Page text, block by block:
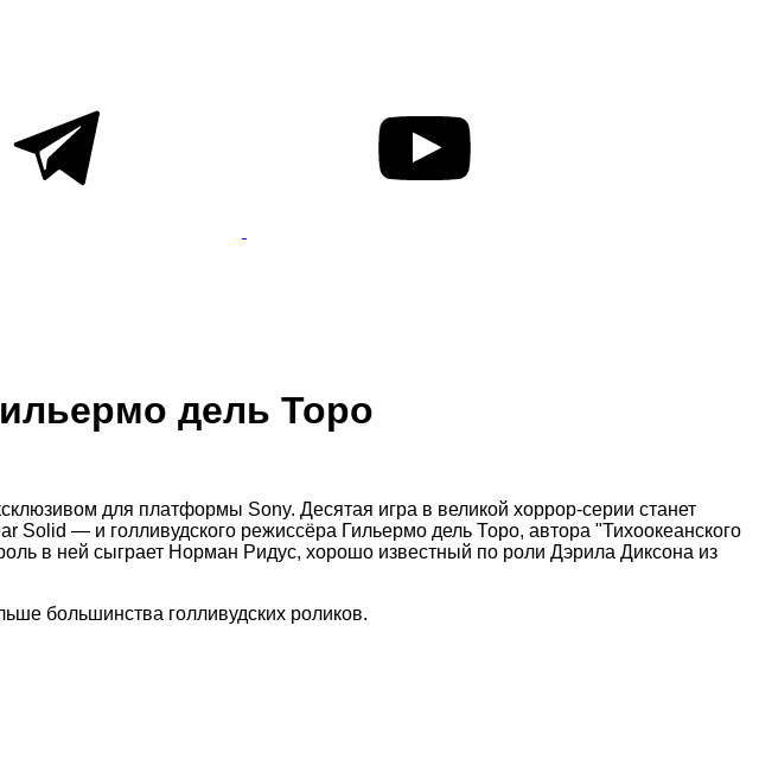
дель Торо
для платформы Sony. Десятая игра в великой хоррор-серии станет
— и голливудского режиссёра Гильермо дель Торо, автора "Тихоокеанского
в ней сыграет Норман Ридус, хорошо известный по роли Дэрила Диксона из
большинства голливудских роликов.